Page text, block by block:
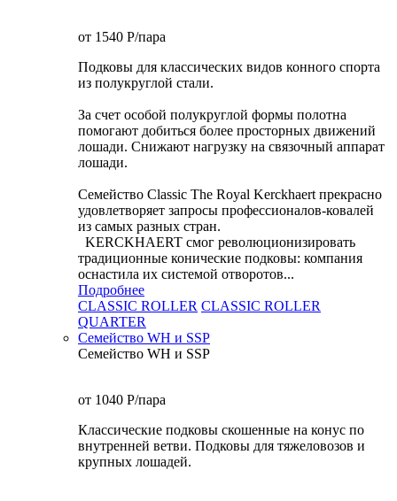
от 1540 P/пара
Подковы для классических видов конного спорта
из полукруглой стали.
За счет особой полукруглой формы полотна
помогают добиться более просторных движений
лошади. Снижают нагрузку на связочный аппарат
лошади.
Семейство Classic The Royal Kerckhaert прекрасно
удовлетворяет запросы профессионалов-ковалей
из самых разных стран.
KERCKHAERT смог революционизировать
традиционные конические подковы: компания
оснастила их системой отворотов...
Подробнее
CLASSIC ROLLER CLASSIC ROLLER
QUARTER
Семейство WH и SSP
Семейство WH и SSP
от 1040 P/пара
Классические подковы скошенные на конус по
внутренней ветви. Подковы для тяжеловозов и
крупных лошадей.